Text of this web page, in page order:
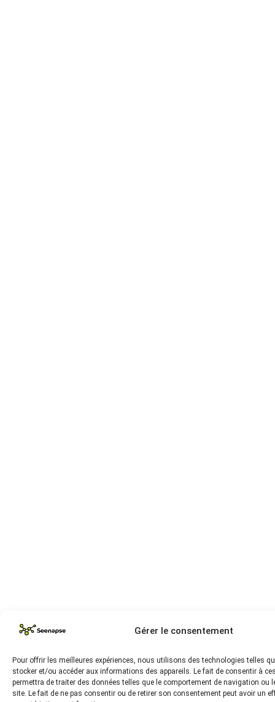
Gérer le consentement
Pour offrir les meilleures expériences, nous utilisons des technologies telles
stocker et/ou accéder aux informations des appareils. Le fait de consentir à
permettra de traiter des données telles que le comportement de navigation ou
site. Le fait de ne pas consentir ou de retirer son consentement peut avoir un